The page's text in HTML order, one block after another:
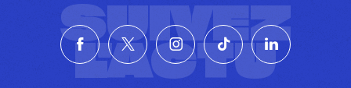
SUIVEZ
L'ACTU